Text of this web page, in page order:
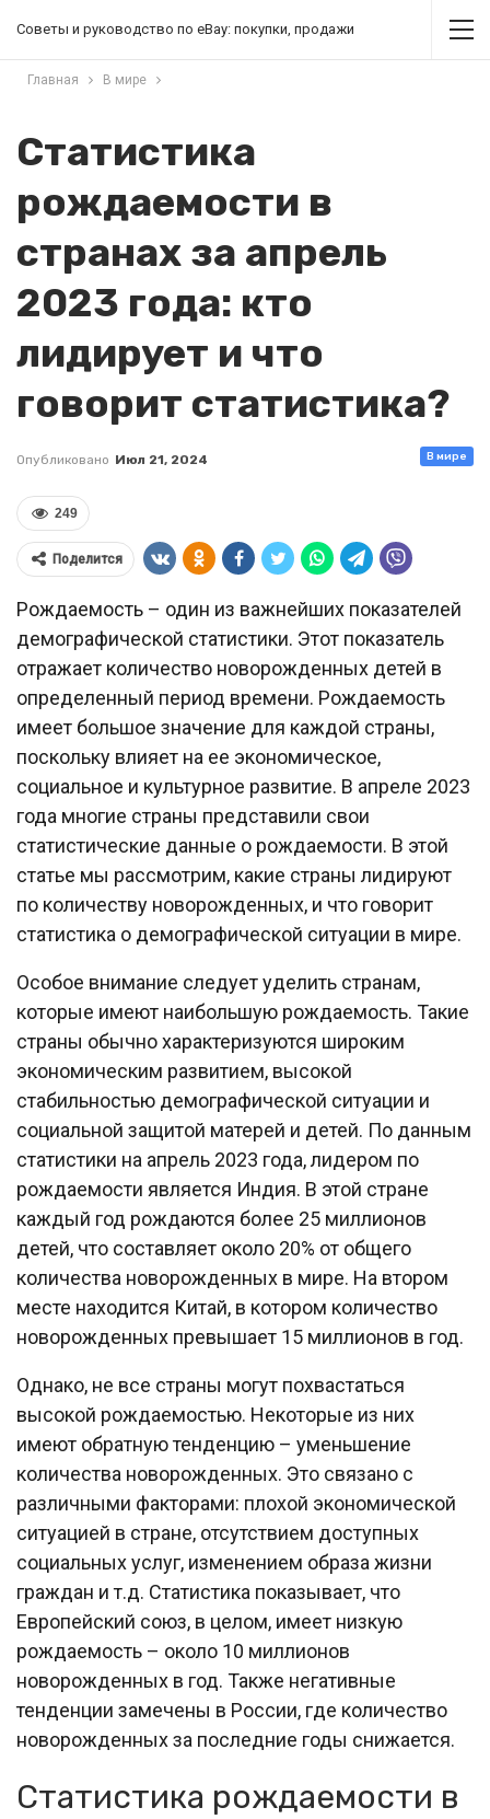
Советы и руководство по eBay: покупки, продажи
Главная В мире
Статистика
рождаемости в
странах за апрель
2023 года: кто
лидирует и что
говорит статистика?
В мире
Опубликовано Июл 21, 2024
249
Поделится
Рождаемость – один из важнейших показателей
демографической статистики. Этот показатель
отражает количество новорожденных детей в
определенный период времени. Рождаемость
имеет большое значение для каждой страны,
поскольку влияет на ее экономическое,
социальное и культурное развитие. В апреле 2023
года многие страны представили свои
статистические данные о рождаемости. В этой
статье мы рассмотрим, какие страны лидируют
по количеству новорожденных, и что говорит
статистика о демографической ситуации в мире.
Особое внимание следует уделить странам,
которые имеют наибольшую рождаемость. Такие
страны обычно характеризуются широким
экономическим развитием, высокой
стабильностью демографической ситуации и
социальной защитой матерей и детей. По данным
статистики на апрель 2023 года, лидером по
рождаемости является Индия. В этой стране
каждый год рождаются более 25 миллионов
детей, что составляет около 20% от общего
количества новорожденных в мире. На втором
месте находится Китай, в котором количество
новорожденных превышает 15 миллионов в год.
Однако, не все страны могут похвастаться
высокой рождаемостью. Некоторые из них
имеют обратную тенденцию – уменьшение
количества новорожденных. Это связано с
различными факторами: плохой экономической
ситуацией в стране, отсутствием доступных
социальных услуг, изменением образа жизни
граждан и т.д. Статистика показывает, что
Европейский союз, в целом, имеет низкую
рождаемость – около 10 миллионов
новорожденных в год. Также негативные
тенденции замечены в России, где количество
новорожденных за последние годы снижается.
Статистика рождаемости в